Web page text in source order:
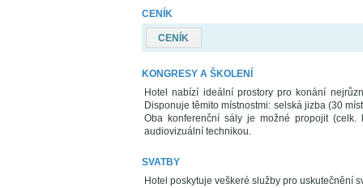
CENÍK
CENÍK
KONGRESY A ŠKOLENÍ
Hotel nabízí ideální prostory pro konání
Disponuje těmito místnostmi: selská jizba (30
Oba konferenční sály je možné propojit
audiovizuální technikou.
SVATBY
Hotel poskytuje veškeré služby pro uskutečnění